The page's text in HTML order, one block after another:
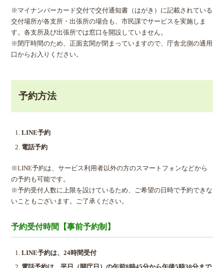
※マイナンバーカード交付で交付通知書（はがき）に記載されている
交付場所が各支所・出張所の場合も、市民課でサービスを実施しま
す。各支所及び出張所では窓口を開設していません。
※閉庁時間のため、正面玄関が閉まっていますので、庁舎北側の通用
口からお入りください。
予約方法
LINE予約
電話予約
※LINE予約は、サービス利用者以外の方のスマートフォンなどから
の予約も可能です。
※予約受付人数に上限を設けているため、ご希望の日時で予約できな
いこともございます。ご了承ください。
予約受付時間【事前予約制】
LINE予約は、24時間受付